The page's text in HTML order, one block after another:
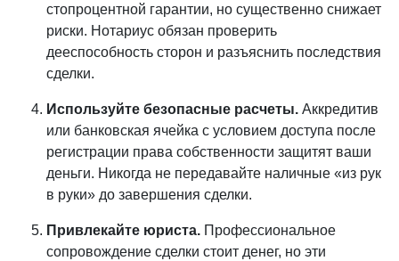
стопроцентной гарантии, но существенно снижает
риски. Нотариус обязан проверить
дееспособность сторон и разъяснить последствия
сделки.
Используйте безопасные расчеты. Аккредитив
или банковская ячейка с условием доступа после
регистрации права собственности защитят ваши
деньги. Никогда не передавайте наличные «из рук
в руки» до завершения сделки.
Привлекайте юриста. Профессиональное
сопровождение сделки стоит денег, но эти